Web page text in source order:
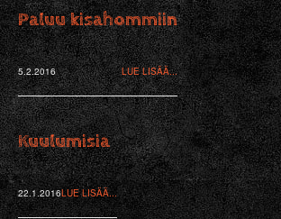
Paluu kisahommiin
5.2.2016 LUE LISÄÄ...
Kuulumisia
22.1.2016LUE LISÄÄ...